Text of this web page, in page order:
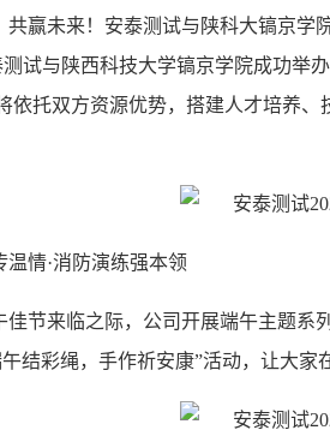
共赢未来！安泰测试与陕科大镐京学
试与陕西科技大学镐京学院成功举
依托双方资源优势，搭建人才培养
温情·消防演练强本领
佳节来临之际，公司开展端午主题系
结彩绳，手作祈安康”活动，让大家